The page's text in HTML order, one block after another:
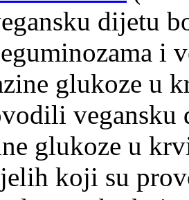
dijetu
i
glukoze u
vegansku
glukoze u
koji su